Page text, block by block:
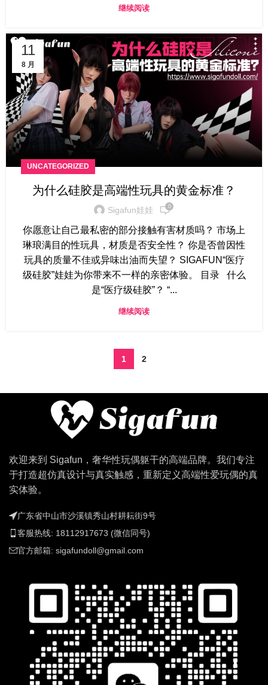
继续阅读
11
8 月
UNCATEGORIZED
为什么硅胶是高端性玩具的黄金标准？
Sigafun娃娃 0
你愿意让自己最私密的部分接触有害材质吗？ 市场上
琳琅满目的性玩具，材质是否安全性？ 你是否曾因性
玩具的质量不佳或异味出油而失望？ SIGAFUN“医疗
级硅胶”娃娃为你带来不一样的亲密体验。 目录 什么
是“医疗级硅胶”？ “...
继续阅读
1 2
欢迎来到 Sigafun，奢华性玩偶躯干的高端品牌。我们专注
于打造超仿真设计与真实触感，重新定义高端性爱玩偶的真
实体验。
广东省中山市沙溪镇秀山村耕耘街9号
客服热线: 18112917673 (微信同号)
官方邮箱: sigafundoll@gmail.com